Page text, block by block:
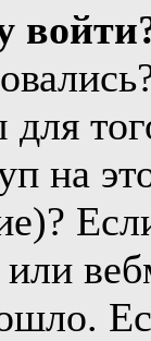
для
на